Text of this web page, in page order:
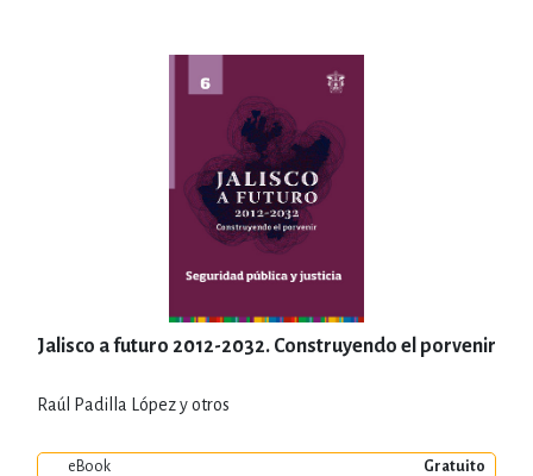
Jalisco a futuro 2012-2032. Construyendo el porvenir
Raúl Padilla López y otros
eBook Gratuito